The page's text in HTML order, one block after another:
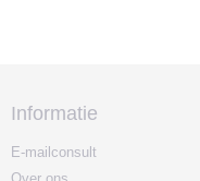
Informatie
E-mailconsult